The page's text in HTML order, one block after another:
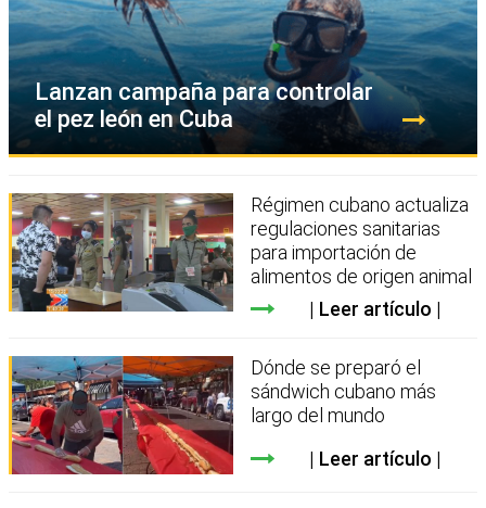
Lanzan campaña para controlar
el pez león en Cuba
Régimen cubano actualiza
regulaciones sanitarias
para importación de
alimentos de origen animal
Leer artículo
Dónde se preparó el
sándwich cubano más
largo del mundo
Leer artículo